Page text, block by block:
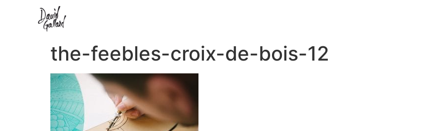
the-feebles-croix-de-bois-12